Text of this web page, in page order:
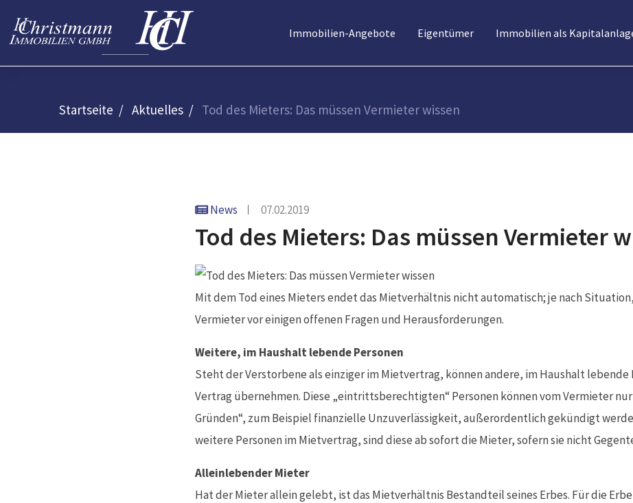
Immobilien-Angebote Eigentümer Immobilien als
Startseite Aktuelles Tod des Mieters: Das müssen Vermieter wissen
News 07.02.2019
Tod des Mieters: Das müssen Vermieter
Mit dem Tod eines Mieters endet das Mietverhältnis nicht automatisch; je nach
Vermieter vor einigen offenen Fragen und Herausforderungen.
Weitere, im Haushalt lebende Personen
Steht der Verstorbene als einziger im Mietvertrag, können andere, im Haushalt lebende
Vertrag übernehmen. Diese „eintrittsberechtigten“ Personen können vom Vermieter
Gründen“, zum Beispiel finanzielle Unzuverlässigkeit, außerordentlich gekündigt
weitere Personen im Mietvertrag, sind diese ab sofort die Mieter, sofern sie nicht
Alleinlebender Mieter
Hat der Mieter allein gelebt, ist das Mietverhältnis Bestandteil seines Erbes. Für die